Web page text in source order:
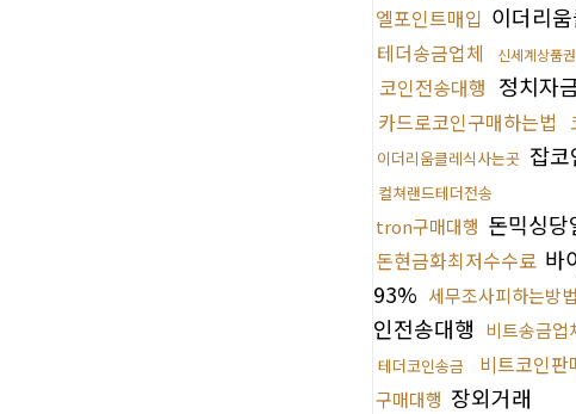
엘포인트매입 이더리
테더송금업체 신세계상품
코인전송대행 정치자
카드로코인구매하는법
이더리움클레식사는곳 잡코
컬쳐랜드테더전송
tron구매대행 돈믹싱당
돈현금화최저수수료 바
93% 세무조사피하는방법
인전송대행 비트송금업
테더코인송금 비트코인판
구매대행 장외거래